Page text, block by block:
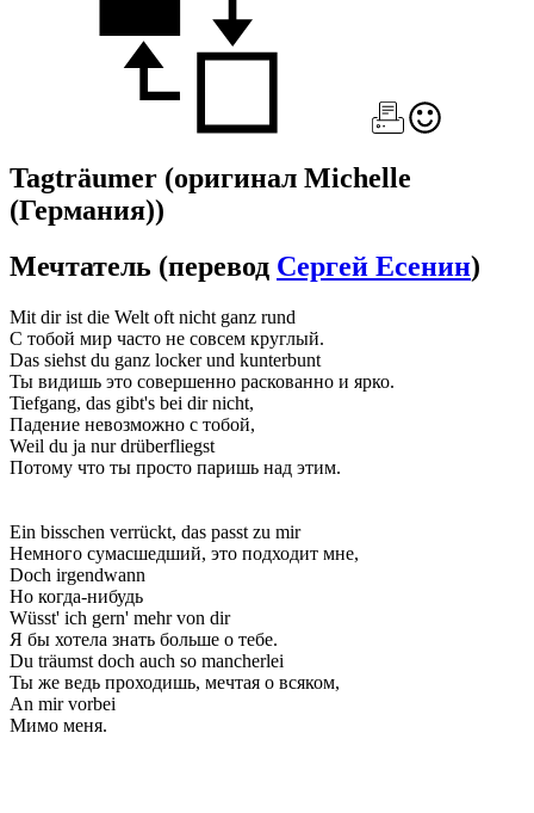
Tagträumer (оригинал Michelle
(Германия))
Мечтатель (перевод Сергей Есенин)
Mit dir ist die Welt oft nicht ganz rund
С тобой мир часто не совсем круглый.
Das siehst du ganz locker und kunterbunt
Ты видишь это совершенно раскованно и ярко.
Tiefgang, das gibt's bei dir nicht,
Падение невозможно с тобой,
Weil du ja nur drüberfliegst
Потому что ты просто паришь над этим.
Ein bisschen verrückt, das passt zu mir
Немного сумасшедший, это подходит мне,
Doch irgendwann
Но когда-нибудь
Wüsst' ich gern' mehr von dir
Я бы хотела знать больше о тебе.
Du träumst doch auch so mancherlei
Ты же ведь проходишь, мечтая о всяком,
An mir vorbei
Мимо меня.